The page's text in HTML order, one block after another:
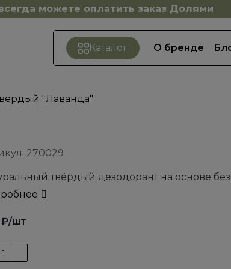
можете оплатить заказ Долями
Каталог О бренде
"Лаванда"
270029
твёрдый дезодорант на основе
надёжную защиту от неприятного
сода — устраняет запах, обладает
виноградной косточки — увлажняет,
₽/шт